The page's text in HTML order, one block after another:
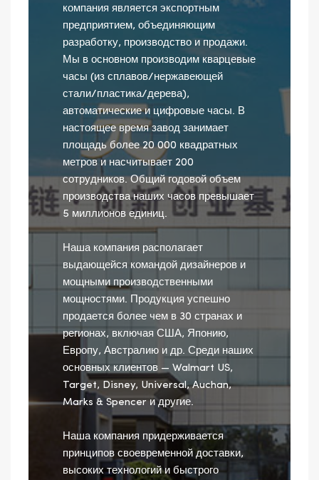
компания является экспортным
предприятием, объединяющим
разработку, производство и продажи.
Мы в основном производим кварцевые
часы (из сплавов/нержавеющей
стали/пластика/дерева),
автоматические и цифровые часы. В
настоящее время завод занимает
площадь более 20 000 квадратных
метров и насчитывает 200
сотрудников. Общий годовой объем
производства наших часов превышает
5 миллионов единиц.
Наша компания располагает
выдающейся командой дизайнеров и
мощными производственными
мощностями. Продукция успешно
продается более чем в 30 странах и
регионах, включая США, Японию,
Европу, Австралию и др. Среди наших
основных клиентов — Walmart US,
Target, Disney, Universal, Auchan,
Marks & Spencer и другие.
Наша компания придерживается
принципов своевременной доставки,
высоких технологий и быстрого